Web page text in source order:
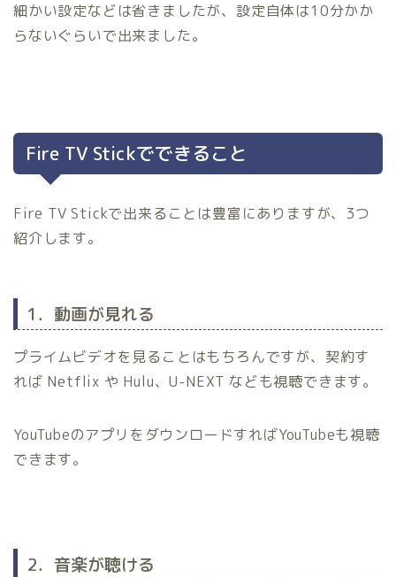
細かい設定などは省きましたが、設定自体は10分かか
らないぐらいで出来ました。
Fire TV Stickでできること
Fire TV Stickで出来ることは豊富にありますが、3つ
紹介します。
1．動画が見れる
プライムビデオを見ることはもちろんですが、契約す
れば Netflix や Hulu、U-NEXT なども視聴できます。
YouTubeのアプリをダウンロードすればYouTubeも視聴
できます。
2．音楽が聴ける